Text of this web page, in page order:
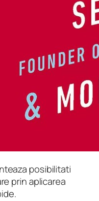
posibilitati
prin aplicarea